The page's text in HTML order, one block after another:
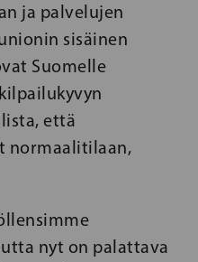
ja palvelujen
sisäinen
Suomelle
että
normaalitilaan,
nyt on palattava